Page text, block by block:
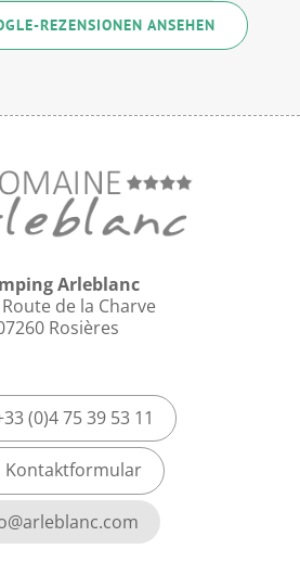
REZENSIONEN ANSEHEN
Arleblanc
de la Charve
Rosières
(0)4 75 39 53 11
Kontaktformular